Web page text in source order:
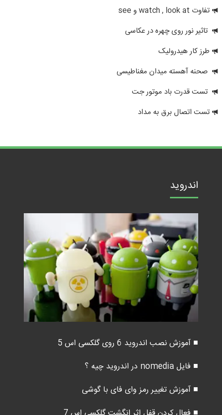
تفاوت watch , look at و see
تاثیر نور روی چهره در عکاسی
طرز کار هیدرولیک
صحنه آهسته میدان مغناطیسی
تست قدرت باد موتور جت
تست اتصال برق به مداد
اندروید
■ آموزش نصب اندروید 6 روی گلکسی اس 5
■ فایل nomedia در اندروید چیه ؟
■ آموزش تغییر رمز وای فای با گوشی